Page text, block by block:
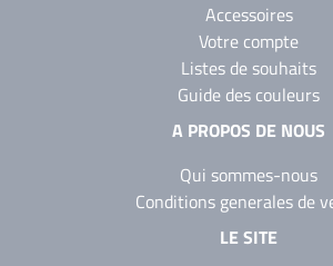
Accessoires
Votre compte
Listes de souhaits
Guide des couleurs
A PROPOS DE NOUS
Qui sommes-nous
Conditions generales de
LE SITE